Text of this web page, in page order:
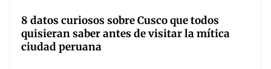
8 datos curiosos sobre Cusco que todos
quisieran saber antes de visitar la mítica
ciudad peruana